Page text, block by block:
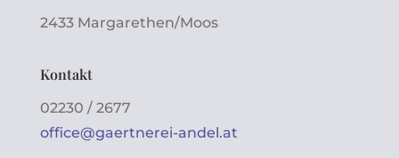
2433 Margarethen/Moos
Kontakt
02230 / 2677
office@gaertnerei-andel.at